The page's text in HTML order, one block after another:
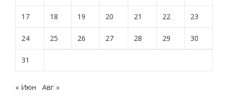
17 18 19 20 21 22 23
24 25 26 27 28 29 30
31
« Июн Авг »